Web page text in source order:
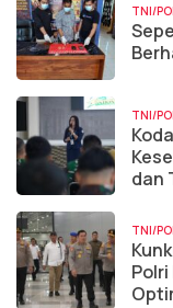
TNI/
TNI/
dan
TNI/